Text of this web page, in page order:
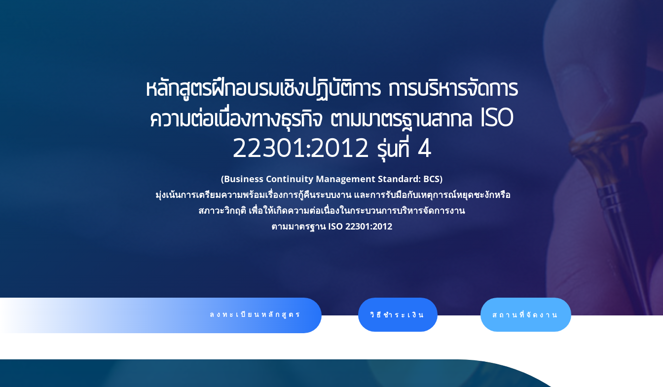
หลักสูตรฝึกอบรมเชิงปฏิบัติการ การบริหารจัดการ
ความต่อเนื่องทางธุรกิจ ตามมาตรฐานสากล ISO
22301:2012 รุ่นที่ 4
(Business Continuity Management Standard: BCS)
มุ่งเน้นการเตรียมความพร้อมเรื่องการกู้คืนระบบงาน และการรับมือกับเหตุการณ์หยุดชะงักหรือ
สภาวะวิกฤติ เพื่อให้เกิดความต่อเนื่องในกระบวนการบริหารจัดการงาน
ตามมาตรฐาน ISO 22301:2012
ลงทะเบียนหลักสูตร วิธีชำระเงิน สถานที่จัดงาน